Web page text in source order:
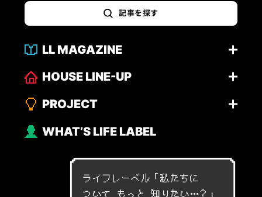
記事を探す
LL MAGAZINE
HOUSE LINE-UP
PROJECT
WHAT’S LIFE LABEL
ライフレーベル「私 たちに
つ いて も っ と 知 り た い…？ 」